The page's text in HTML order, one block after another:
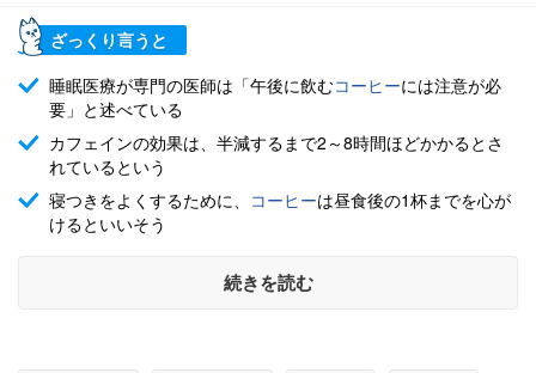
ざっくり言うと
睡眠医療が専門の医師は「午後に飲むコーヒーには注意が必
要」と述べている
カフェインの効果は、半減するまで2～8時間ほどかかるとさ
れているという
寝つきをよくするために、 コーヒーは昼食後の1杯までを心が
けるといいそう
続きを読む